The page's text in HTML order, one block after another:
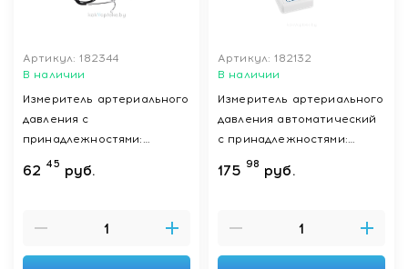
Артикул: 182344
В наличии
Измеритель артериального
давления с
принадлежностями:
прибор для измерения
артериального давления
62 45 руб.
Артикул: 182132
В наличии
Измеритель артериального
давления автоматический
с принадлежностями:
прибор для измерения
артериального давления
М-L)
175 98 руб.